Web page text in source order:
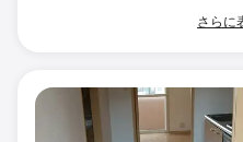
さらに